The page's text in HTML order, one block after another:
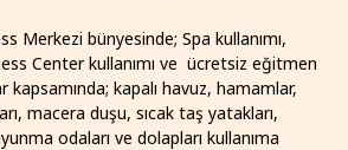
Merkezi bünyesinde; Spa kullanımı,
Center kullanımı ve ücretsiz eğitmen
kapalı havuz, hamamlar,
macera duşu, sıcak taş yatakları,
odaları ve dolapları kullanıma